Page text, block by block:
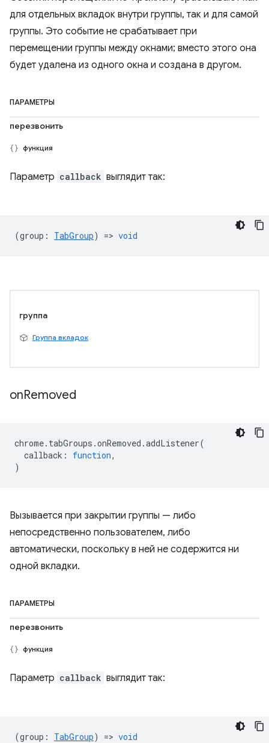
для отдельных вкладок внутри группы, так и для самой
группы. Это событие не срабатывает при
перемещении группы между окнами; вместо этого она
будет удалена из одного окна и создана в другом.
ПАРАМЕТРЫ
перезвонить
функция
Параметр callback выглядит так:
(group : TabGroup) => void
группа
Группа вкладок
onRemoved
chrome. tabGroups .onRemoved .addListener(
callback : function,
)
Вызывается при закрытии группы — либо
непосредственно пользователем, либо
автоматически, поскольку в ней не содержится ни
одной вкладки.
ПАРАМЕТРЫ
перезвонить
функция
Параметр callback выглядит так:
(group : TabGroup) => void